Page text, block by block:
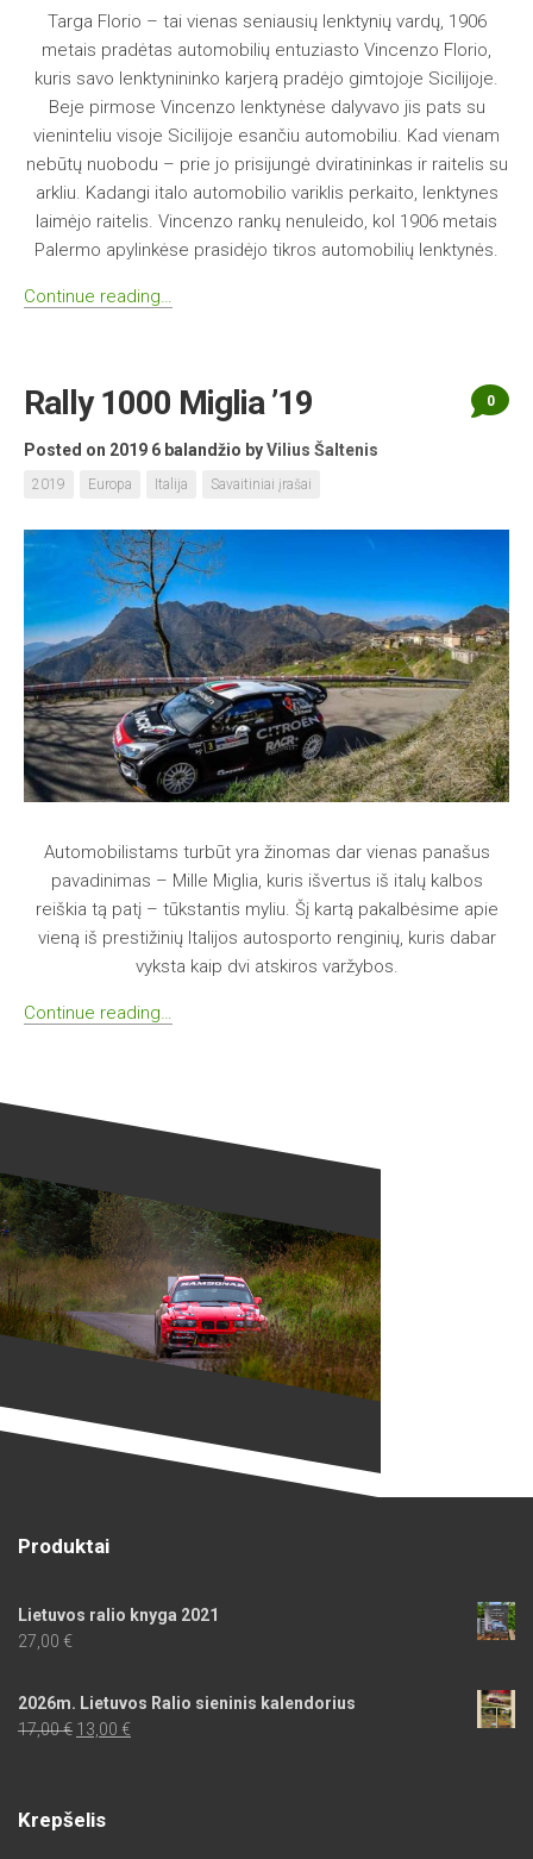
Targa Florio – tai vienas seniausių lenktynių vardų, 1906
metais pradėtas automobilių entuziasto Vincenzo Florio,
kuris savo lenktynininko karjerą pradėjo gimtojoje Sicilijoje.
Beje pirmose Vincenzo lenktynėse dalyvavo jis pats su
vieninteliu visoje Sicilijoje esančiu automobiliu. Kad vienam
nebūtų nuobodu – prie jo prisijungė dviratininkas ir raitelis su
arkliu. Kadangi italo automobilio variklis perkaito, lenktynes
laimėjo raitelis. Vincenzo rankų nenuleido, kol 1906 metais
Palermo apylinkėse prasidėjo tikros automobilių lenktynės.
Continue reading…
Rally 1000 Miglia ’19
Posted on 2019 6 balandžio byVilius Šaltenis
2019 Europa Italija Savaitiniai įrašai
0
Automobilistams turbūt yra žinomas dar vienas panašus
pavadinimas – Mille Miglia, kuris išvertus iš italų kalbos
reiškia tą patį – tūkstantis myliu. Šį kartą pakalbėsime apie
vieną iš prestižinių Italijos autosporto renginių, kuris dabar
vyksta kaip dvi atskiros varžybos.
Continue reading…
Produktai
Lietuvos ralio knyga 2021
27,00 €
2026m. Lietuvos Ralio sieninis kalendorius
17,00€ Original
13,00 €Current
Krepšelis